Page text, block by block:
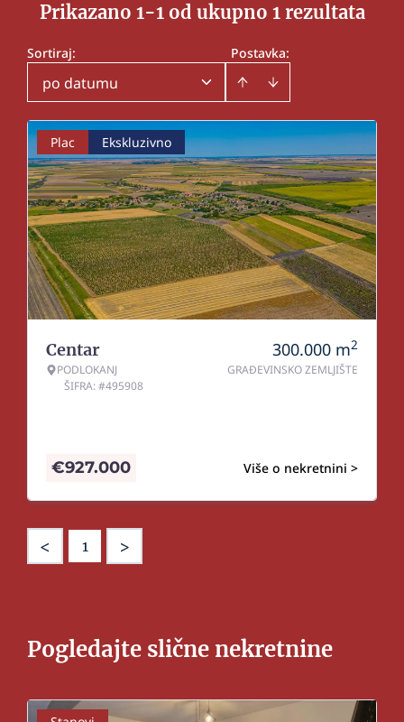
Prikazano 1-1 od ukupno 1 rezultata
Postavka:
Sortiraj:
po datumu
Plac Ekskluzivno
Centar
PODLOKANJ
ŠIFRA: #495908
300.000 m2
GRAĐEVINSKO ZEMLJIŠTE
Više o nekretnini >
€927.000
< 1 >
Pogledajte slične nekretnine